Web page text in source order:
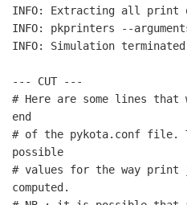
INFO: Extracting all print
INFO: pkprinters --
INFO: Simulation
--- CUT ---
# Here are some lines that
end
# of the pykota.conf file.
possible
# values for the way
computed.